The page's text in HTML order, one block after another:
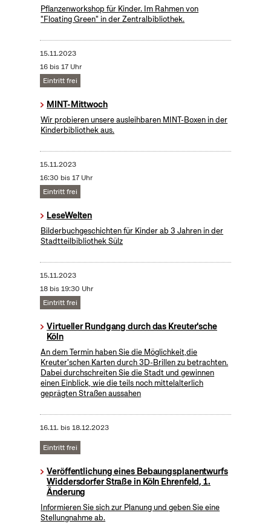
Pflanzenworkshop für Kinder. Im Rahmen von
"Floating Green" in der Zentralbibliothek.
15.11.2023
16 bis 17 Uhr
Eintritt frei
MINT-Mittwoch
Wir probieren unsere ausleihbaren MINT-Boxen in der
Kinderbibliothek aus.
15.11.2023
16:30 bis 17 Uhr
Eintritt frei
LeseWelten
Bilderbuchgeschichten für Kinder ab 3 Jahren in der
Stadtteilbibliothek Sülz
15.11.2023
18 bis 19:30 Uhr
Eintritt frei
Virtueller Rundgang durch das Kreuter'sche
Köln
An dem Termin haben Sie die Möglichkeit,die
Kreuter'schen Karten durch 3D-Brillen zu betrachten.
Dabei durchschreiten Sie die Stadt und gewinnen
einen Einblick, wie die teils noch mittelalterlich
geprägten Straßen aussahen
16.11. bis18.12.2023
Eintritt frei
Veröffentlichung eines Bebaungsplanentwurfs
Widdersdorfer Straße in Köln Ehrenfeld, 1.
Änderung
Informieren Sie sich zur Planung und geben Sie eine
Stellungnahme ab.